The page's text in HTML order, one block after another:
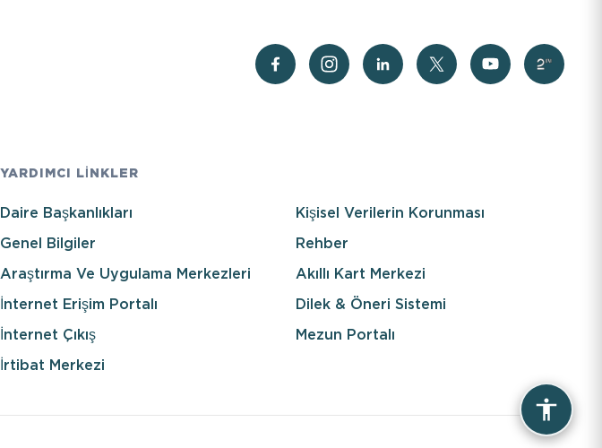
YARDIMCI LİNKLER
Daire Başkanlıkları Kişisel Verilerin Korunması
Genel Bilgiler Rehber
Araştırma Ve Uygulama Merkezleri Akıllı Kart Merkezi
İnternet Erişim Portalı Dilek & Öneri Sistemi
İnternet Çıkış Mezun Portalı
İrtibat Merkezi